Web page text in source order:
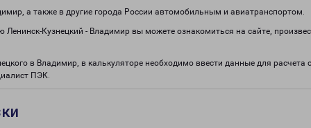
а также в другие города России автомобильным и авиатранспортом.
Кузнецкий - Владимир вы можете ознакомиться на сайте,
в Владимир, в калькуляторе необходимо ввести данные для
ПЭК.